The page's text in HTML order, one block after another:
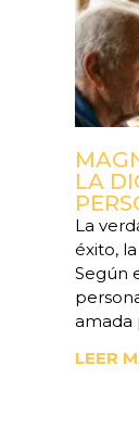
LA
La
éxito,
Según
amada
LEER